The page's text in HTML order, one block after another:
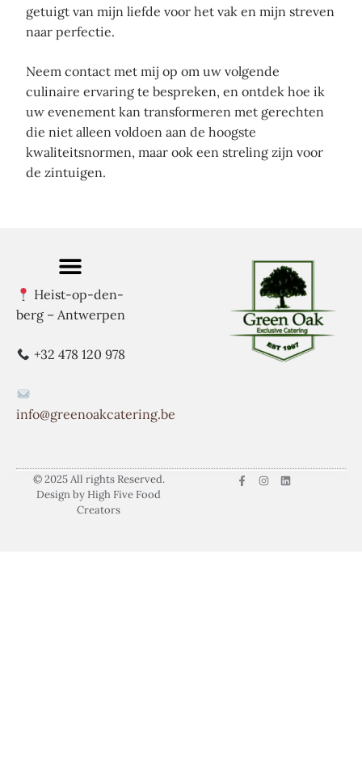
getuigt van mijn liefde voor het vak en mijn streven
naar perfectie.
Neem contact met mij op om uw volgende
culinaire ervaring te bespreken, en ontdek hoe ik
uw evenement kan transformeren met gerechten
die niet alleen voldoen aan de hoogste
kwaliteitsnormen, maar ook een streling zijn voor
de zintuigen.
Heist-op-den-
berg – Antwerpen
+32 478 120 978
info@greenoakcatering.be
© 2025 All rights Reserved.
Design by High Five Food
Creators